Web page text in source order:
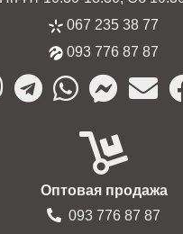
067 235 38 77
093 776 87 87
Оптовая продажа
093 776 87 87